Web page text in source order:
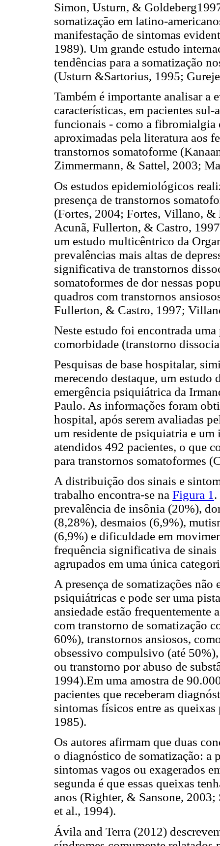
Simon, Usturn, &
somatização em latino-
manifestação de sintomas
1989). Um grande estudo
tendências para a somatização
(Usturn &Sartorius, 1995;
Também é importante analisar a
características, em pacientes
funcionais - como a fibromialgia
aproximadas pela literatura aos
transtornos somatoforme
Zimmermann, & Sattel, 2003;
Os estudos epidemiológicos
presença de transtornos
(Fortes, 2004; Fortes, Villano,
Acunã, Fullerton, & Castro,
um estudo multicêntrico da
prevalências mais altas de
significativa de transtornos
somatoformes de dor nessas
quadros com transtornos
Fullerton, & Castro, 1997;
Neste estudo foi encontrada
comorbidade (transtorno
Pesquisas de base hospitalar,
merecendo destaque, um
emergência psiquiátrica da
Paulo. As informações foram
hospital, após serem avaliadas
um residente de psiquiatria e
atendidos 492 pacientes, o que
para transtornos somatoformes
A distribuição dos sinais e
trabalho encontra-se na Figura 1 .
prevalência de insônia (20%),
(8,28%), desmaios (6,9%),
(6,9%) e dificuldade em
frequência significativa de
agrupados em uma única
A presença de somatizações
psiquiátricas e pode ser uma
ansiedade estão frequentemente
com transtorno de somatização
60%), transtornos ansiosos,
obsessivo compulsivo (até
ou transtorno por abuso de
1994).Em uma amostra de
pacientes que receberam
sintomas físicos entre as
1985).
Os autores afirmam que duas
o diagnóstico de somatização: a
sintomas vagos ou exagerados
segunda é que essas queixas
anos (Righter, & Sansone,
et al., 1994).
Ávila and Terra (2012)